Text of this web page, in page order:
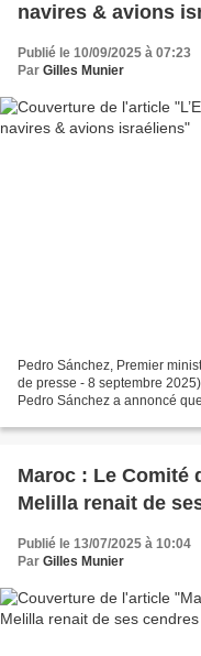
navires & avions
Publié le 10/09/2025 à 07:23
Par Gilles Munier
Pedro Sánchez, Premier
de presse - 8 septembre
Pedro Sánchez a annoncé
Maroc : Le Comité
Melilla renait de
Publié le 13/07/2025 à 10:04
Par Gilles Munier